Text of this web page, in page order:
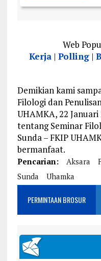
Web
Kerja |Polling |
Demikian kami
Filologi dan
UHAMKA, 22
tentang Seminar
Sunda – FKIP
bermanfaat.
Pencarian: Aksara
Sunda
Uhamka
PERMINTAAN BROSUR